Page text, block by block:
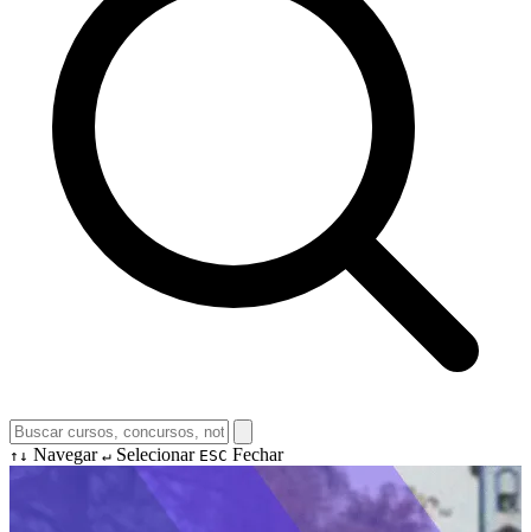
↑↓ Navegar ↵ Selecionar ESC Fechar